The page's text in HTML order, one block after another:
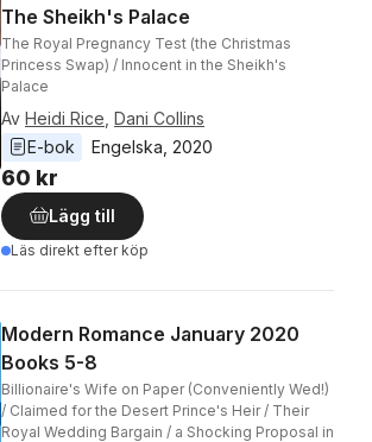
The Sheikh's Palace
The Royal Pregnancy Test (the Christmas
Princess Swap) / Innocent in the Sheikh's
Palace
Av Heidi Rice Dani Collins
E-bok
Engelska 2020
60 kr
Lägg till
Läs direkt efter köp
Modern Romance January 2020
Books 5-8
Billionaire's Wife on Paper (Conveniently Wed!)
/ Claimed for the Desert Prince's Heir / Their
Royal Wedding Bargain / a Shocking Proposal in